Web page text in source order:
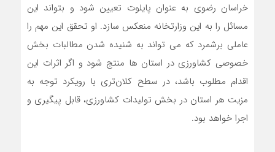
خراسان رضوی به عنوان پایلوت تعیین شود و بتواند این
مسائل را به این وزارتخانه منعکس سازد. او تحقق این مهم را
عاملی برشمرد که می تواند به شنیده شدن مطالبات بخش
خصوصی کشاورزی در استان ها منتج شود و اگر اثرات این
اقدام مطلوب باشد، در سطح کلان‌تری با رویکرد توجه به
مزیت هر استان در بخش تولیدات کشاورزی، قابل پیگیری و
اجرا خواهد بود.